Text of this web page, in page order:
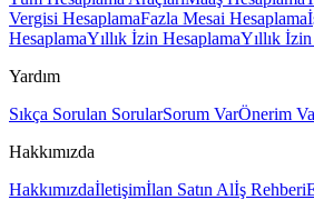
Vergisi HesaplamaFazla Mesai Hesaplama
HesaplamaYıllık İzin HesaplamaYıllık
Yardım
Sıkça Sorulan SorularSorum VarÖnerim
Hakkımızda
Hakkımızdaİletişimİlan Satın Alİş Rehberi